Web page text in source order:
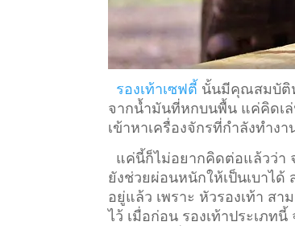
รองเท้าเซฟตี้ นั้นมีคุณสมบัติ
จากน้ำมันที่หกบนพื้น แค่คิดเ
เข้าหาเครื่องจักรที่กำลังทำง
แค่นี้ก็ไม่อยากคิดต่อแล้วว่า
ยังช่วยผ่อนหนักให้เป็นเบาไ
อยู่แล้ว เพราะ หัวรองเท้า ส
ไว้ เมื่อก่อน รองเท้าประเภท